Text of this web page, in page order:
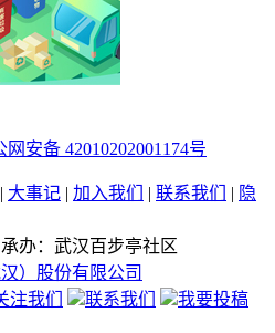
网安备 42010202001174号
| 大事记 | 加入我们 | 联系我们 | 隐
办：武汉百步亭社区
）股份有限公司
注我们 联系我们 我要投稿